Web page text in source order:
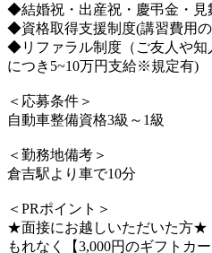
◆結婚祝・出産祝・慶弔金・見
◆資格取得支援制度(講習費用
◆リファラル制度（ご友人や
につき5~10万円支給※規定有)
＜応募条件＞
自動車整備資格3級～1級
＜勤務地備考＞
倉吉駅より車で10分
＜PRポイント＞
★面接にお越しいただいた方★
もれなく【3,000円のギフトカ